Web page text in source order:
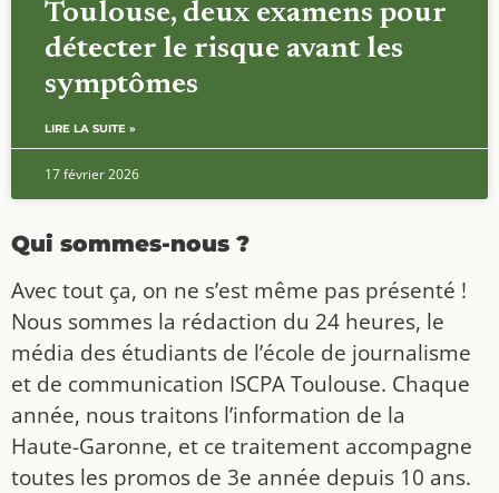
Toulouse, deux examens pour
détecter le risque avant les
symptômes
LIRE LA SUITE »
17 février 2026
Qui sommes-nous ?
Avec tout ça, on ne s’est même pas présenté !
Nous sommes la rédaction du 24 heures, le
média des étudiants de l’école de journalisme
et de communication ISCPA Toulouse. Chaque
année, nous traitons l’information de la
Haute-Garonne, et ce traitement accompagne
toutes les promos de 3e année depuis 10 ans.